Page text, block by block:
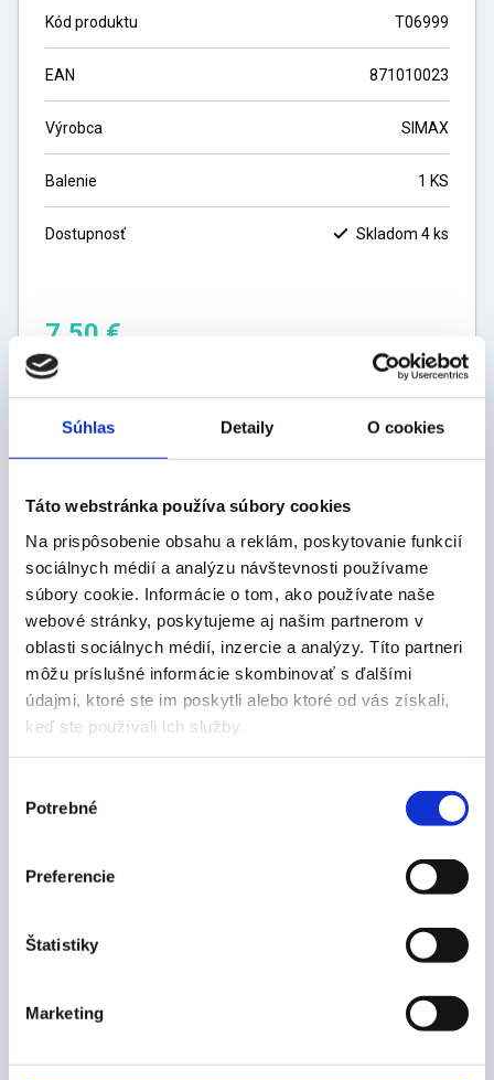
Súhlas Detaily O cookies
Táto webstránka používa súbory cookies
Na prispôsobenie obsahu a reklám, poskytovanie funkcií
sociálnych médií a analýzu návštevnosti používame
súbory cookie. Informácie o tom, ako používate naše
webové stránky, poskytujeme aj našim partnerom v
oblasti sociálnych médií, inzercie a analýzy. Títo partneri
môžu príslušné informácie skombinovať s ďalšími
údajmi, ktoré ste im poskytli alebo ktoré od vás získali,
keď ste používali ich služby.
súhlasu
Potrebné
Preferencie
Štatistiky
Marketing
Kód produktu T06999
EAN 871010023
Výrobca SIMAX
Balenie 1 KS
Dostupnosť Skladom 4 ks
7,50 €
6,10
Popis produktu
Vlastnosti:
kadinka vysoká s výlevkou
vyznačená približná objemová stupnica pre
objem kadičky pre konkrétnu prácu volíme tak,
aby výsledný objem roztoku nebol väčší ako 2/3
pri zahrievaní kvapalín (nepriamo cez
pri uskutočňovaní rôznych chemických
Objem: